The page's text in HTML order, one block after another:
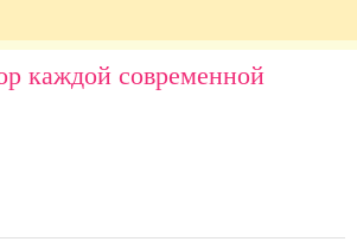
каждой современной